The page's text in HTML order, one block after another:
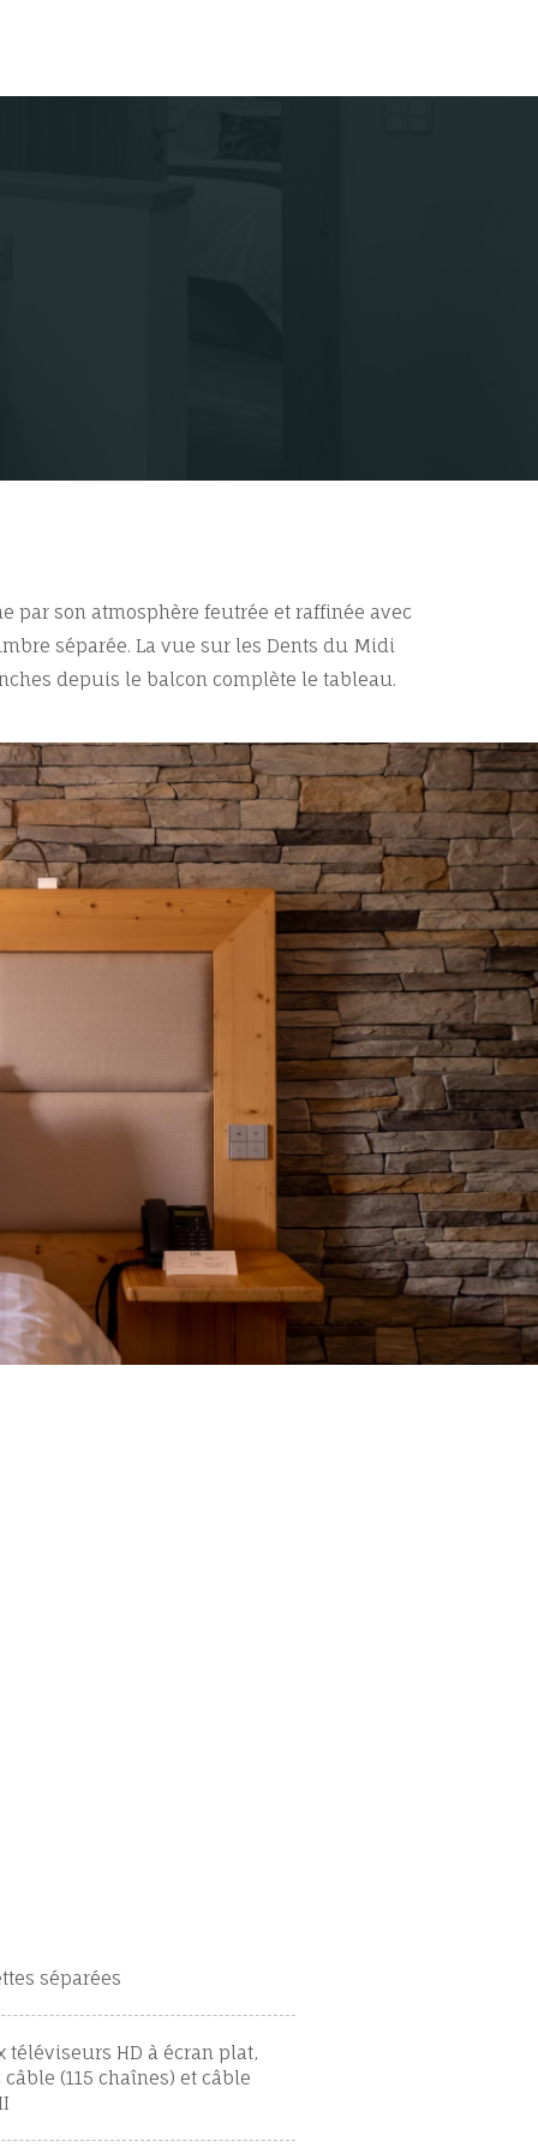
par son atmosphère feutrée et raffinée avec
séparée. La vue sur les Dents du Midi
depuis le balcon complète le tableau.
séparées
téléviseurs HD à écran plat,
câble (115 chaînes) et câble